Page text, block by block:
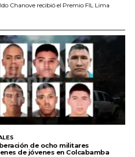
Chanove recibió el Premio FIL Lima
de ocho militares
de jóvenes en Colcabamba